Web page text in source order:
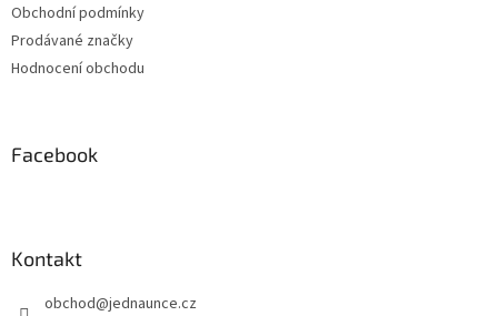
Obchodní podmínky
Prodávané značky
Hodnocení obchodu
Facebook
Kontakt
obchod@jednaunce.cz